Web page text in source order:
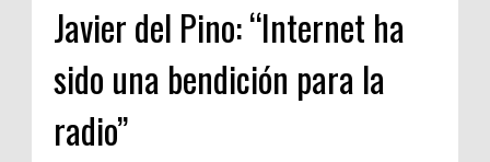
Javier del Pino: “Internet ha
sido una bendición para la
radio”